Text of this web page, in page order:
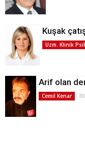
Kuşak
Uzm. Klinik
Arif olan
Cemil Kenar